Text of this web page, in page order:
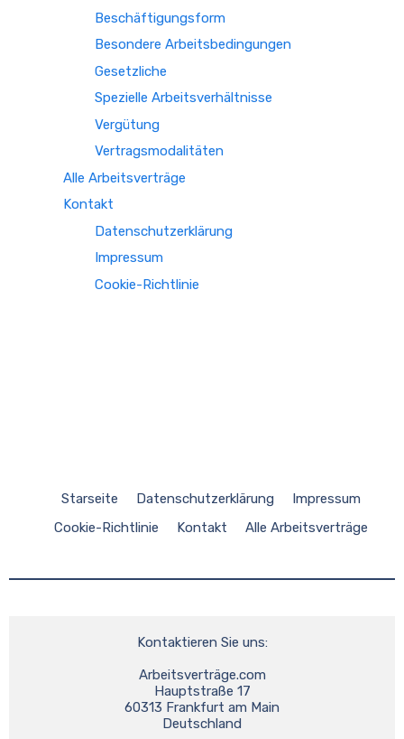
Beschäftigungsform
Besondere Arbeitsbedingungen
Gesetzliche
Spezielle Arbeitsverhältnisse
Vergütung
Vertragsmodalitäten
Alle Arbeitsverträge
Kontakt
Datenschutzerklärung
Impressum
Cookie-Richtlinie
Starseite Datenschutzerklärung
Impressum
Cookie-Richtlinie
Kontakt Alle Arbeitsverträge
Kontaktieren Sie uns:
Arbeitsverträge.com
Hauptstraße 17
60313 Frankfurt am Main
Deutschland